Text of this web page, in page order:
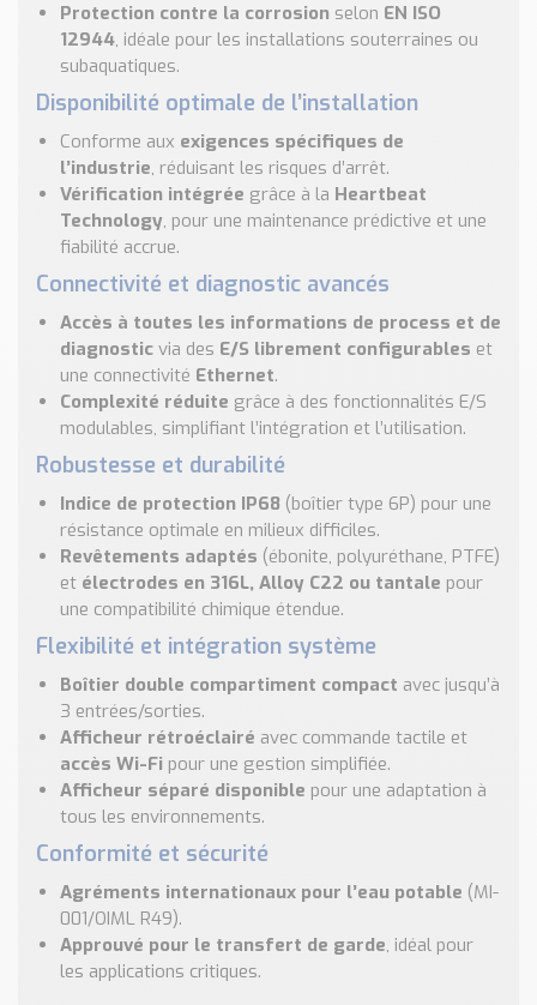
Protection contre la corrosion selon EN ISO
12944, idéale pour les installations souterraines ou
subaquatiques.
Disponibilité optimale de l’installation
Conforme aux exigences spécifiques de
l’industrie, réduisant les risques d’arrêt.
Vérification intégrée grâce à la Heartbeat
Technology, pour une maintenance prédictive et une
fiabilité accrue.
Connectivité et diagnostic avancés
Accès à toutes les informations de process et de
diagnostic via des E/S librement configurables et
une connectivité Ethernet.
Complexité réduite grâce à des fonctionnalités E/S
modulables, simplifiant l’intégration et l’utilisation.
Robustesse et durabilité
Indice de protection IP68 (boîtier type 6P) pour une
résistance optimale en milieux difficiles.
Revêtements adaptés (ébonite, polyuréthane, PTFE)
et électrodes en 316L, Alloy C22 ou tantale pour
une compatibilité chimique étendue.
Flexibilité et intégration système
Boîtier double compartiment compact avec jusqu’à
3 entrées/sorties.
Afficheur rétroéclairé avec commande tactile et
accès Wi-Fi pour une gestion simplifiée.
Afficheur séparé disponible pour une adaptation à
tous les environnements.
Conformité et sécurité
Agréments internationaux pour l’eau potable (MI-
001/OIML R49).
Approuvé pour le transfert de garde, idéal pour
les applications critiques.